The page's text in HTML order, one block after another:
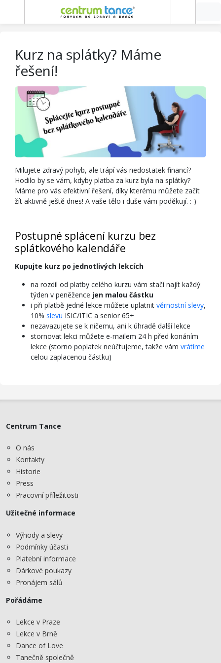
Kurz na splátky? Máme
řešení!
Milujete zdravý pohyb, ale trápí vás nedostatek financí?
Hodilo by se vám, kdyby platba za kurz byla na splátky?
Máme pro vás efektivní řešení, díky kterému můžete začít
žít aktivně ještě dnes! A vaše tělo i duše vám poděkují. :-)
Postupné splácení kurzu bez
splátkového kalendáře
Kupujte kurz po jednotlivých lekcích
na rozdíl od platby celého kurzu vám stačí najít každý
týden v peněžence jen malou částku
i při platbě jedné lekce můžete uplatnit věrnostní slevy,
10% slevu ISIC/ITIC a senior 65+
nezavazujete se k ničemu, ani k úhradě další lekce
stornovat lekci můžete e-mailem 24 h před konáním
lekce (storno poplatek neúčtujeme, takže vám vrátíme
celou zaplacenou částku)
Centrum Tance
O nás
Kontakty
Historie
Press
Pracovní příležitosti
Užitečné informace
Výhody a slevy
Podmínky účasti
Platební informace
Dárkové poukazy
Pronájem sálů
Pořádáme
Lekce v Praze
Lekce v Brně
Dance of Love
Tanečně společně